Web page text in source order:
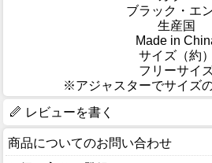
ブラック・エ
生産国
Made in
サイズ（約）
フリーサイ
※アジャスターでサイズ
レビューを書く
商品についてのお問い合わせ